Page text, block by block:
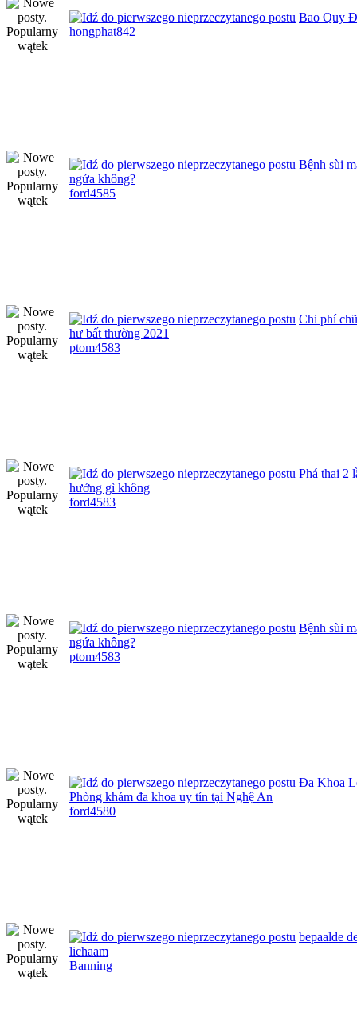
Bao Quy
hongphat842
Bệnh sùi
ngứa không?
ford4585
Chi phí
hư bất thường 2021
ptom4583
Phá thai 2
hưởng gì không
ford4583
Bệnh sùi
ngứa không?
ptom4583
Đa Khoa
Phòng khám đa khoa uy tín tại Nghệ An
ford4580
bepaalde
lichaam
Banning